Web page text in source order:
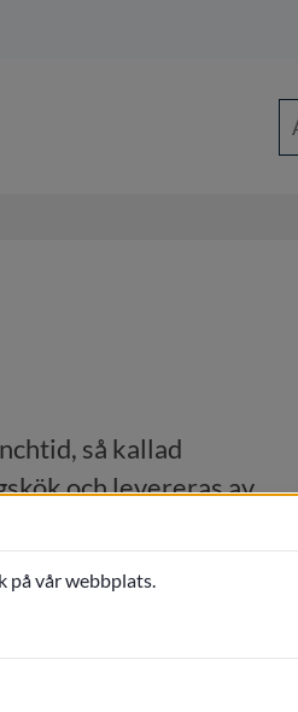
så kallad
och levereras av
kommunens
på vår webbplats.